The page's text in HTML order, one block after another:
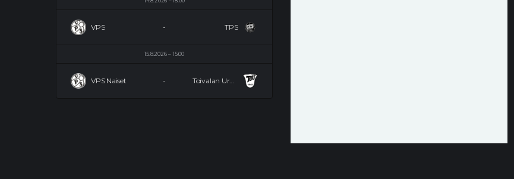
VPS TPS
-
15.8.2026 15:00
VPS Naiset Toivalan Urheilijat Naiset
-